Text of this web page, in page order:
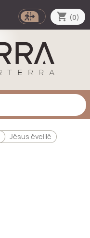
shopping_cart (0)
Jésus éveillé